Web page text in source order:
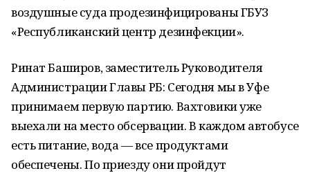
воздушные суда продезинфицированы ГБУЗ
«Республиканский центр дезинфекции».
Ринат Баширов, заместитель Руководителя
Администрации Главы РБ: Сегодня мы в Уфе
принимаем первую партию. Вахтовики уже
выехали на место обсервации. В каждом автобусе
есть питание, вода — все продуктами
обеспечены. По приезду они пройдут